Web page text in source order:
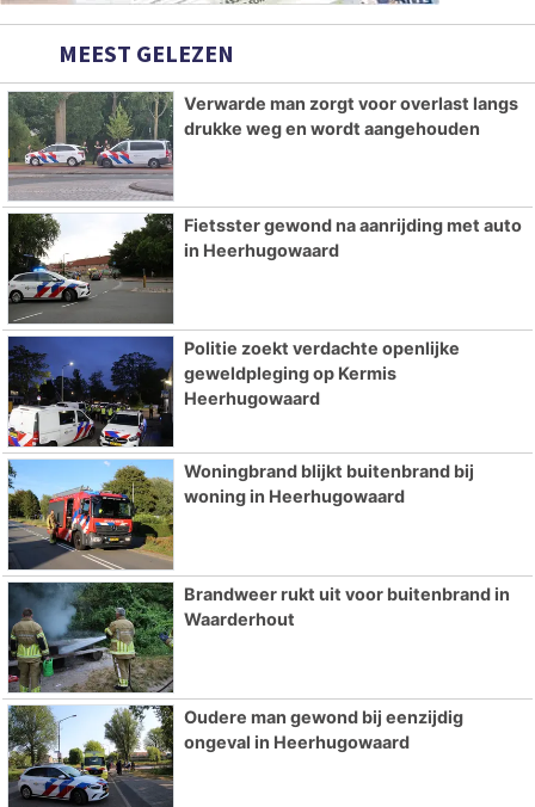
MEEST GELEZEN
Verwarde man zorgt voor overlast langs
drukke weg en wordt aangehouden
Fietsster gewond na aanrijding met auto
in Heerhugowaard
Politie zoekt verdachte openlijke
geweldpleging op Kermis
Heerhugowaard
Woningbrand blijkt buitenbrand bij
woning in Heerhugowaard
Brandweer rukt uit voor buitenbrand in
Waarderhout
Oudere man gewond bij eenzijdig
ongeval in Heerhugowaard